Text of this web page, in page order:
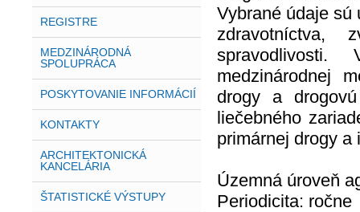
REGISTRE
MEDZINÁRODNÁ
SPOLUPRÁCA
POSKYTOVANIE INFORMÁCIÍ
KONTAKTY
ARCHITEKTONICKÁ
KANCELÁRIA
ŠTATISTICKÉ VÝSTUPY
Vybrané údaje sú
zdravotníctva,
medzinárodnej
drogy a
liečebného
primárnej drogy a
Územná úroveň
Periodicita: ročne